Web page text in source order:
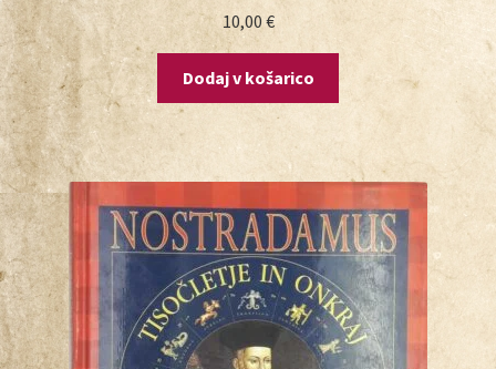
10,00 €
Dodaj v košarico